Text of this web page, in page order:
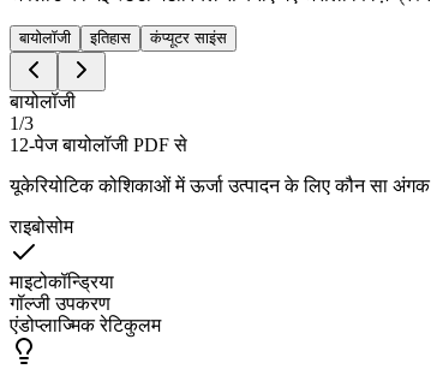
बायोलॉजी इतिहास कंप्यूटर साइंस
बायोलॉजी
1/3
12-पेज बायोलॉजी PDF से
यूकेरियोटिक कोशिकाओं में ऊर्जा उत्पादन के लिए कौन सा अंगक
राइबोसोम
माइटोकॉन्ड्रिया
गॉल्जी उपकरण
एंडोप्लाज्मिक रेटिकुलम